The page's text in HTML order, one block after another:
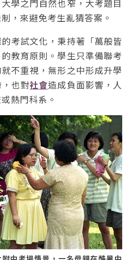
學之門自然也窄，大考題目
，來避免考生亂猜答案。
考試文化，秉持著「萬般皆
教育原則。學生只準備聯考
不重視，無形之中形成升學
也對社會造成負面影響，人
熱門科系。